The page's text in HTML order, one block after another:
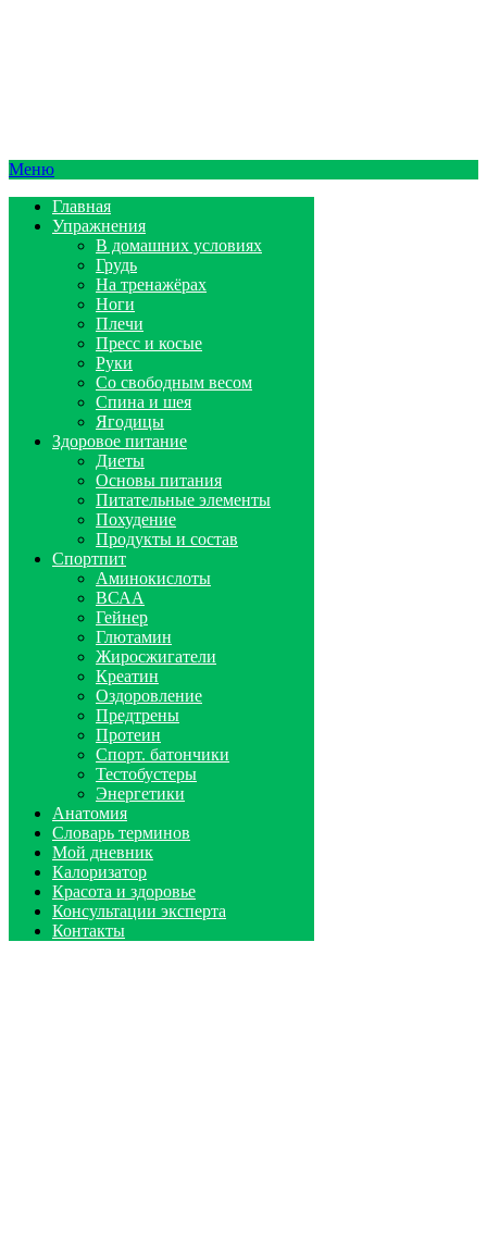
Меню
Главная
Упражнения
В домашних условиях
Грудь
На тренажёрах
Ноги
Плечи
Пресс и косые
Руки
Со свободным весом
Спина и шея
Ягодицы
Здоровое питание
Диеты
Основы питания
Питательные элементы
Похудение
Продукты и состав
Спортпит
Аминокислоты
ВСАА
Гейнер
Глютамин
Жиросжигатели
Креатин
Оздоровление
Предтрены
Протеин
Спорт. батончики
Тестобустеры
Энергетики
Анатомия
Словарь терминов
Мой дневник
Калоризатор
Красота и здоровье
Консультации эксперта
Контакты